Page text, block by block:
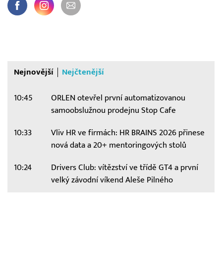
Nejnovější Nejčtenější
10:45
ORLEN otevřel první automatizovanou
samoobslužnou prodejnu Stop Cafe
10:33
Vliv HR ve firmách: HR BRAINS 2026 přinese
nová data a 20+ mentoringových stolů
10:24
Drivers Club: vítězství ve třídě GT4 a první
velký závodní víkend Aleše Pilného